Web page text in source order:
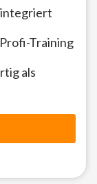
Training
als